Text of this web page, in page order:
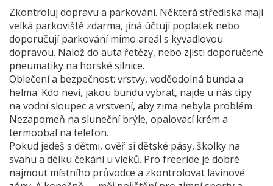
Zkontroluj dopravu a parkování. Některá střediska mají
velká parkoviště zdarma, jiná účtují poplatek nebo
doporučují parkování mimo areál s kyvadlovou
dopravou. Nalož do auta řetězy, nebo zjisti doporučené
pneumatiky na horské silnice.
Oblečení a bezpečnost: vrstvy, voděodolná bunda a
helma. Kdo neví, jakou bundu vybrat, najde u nás tipy
na vodní sloupec a vrstvení, aby zima nebyla problém.
Nezapomeň na sluneční brýle, opalovací krém a
termoobal na telefon.
Pokud jedeš s dětmi, ověř si dětské pásy, školky na
svahu a délku čekání u vleků. Pro freeride je dobré
najmout místního průvodce a zkontrolovat lavinové